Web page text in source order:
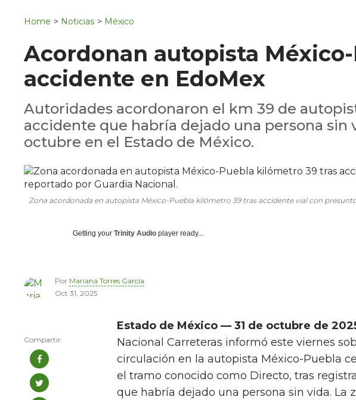
Home > Noticias > México
Acordonan autopista
accidente en EdoMex
Autoridades acordonaron el km 39 de
accidente que habría dejado una persona sin
octubre en el Estado de México.
Zona acordonada en autopista México-Puebla kilómetro 39 tras accidente vial con
Getting your Trinity Audio player ready...
Por Mariana Torres García
Oct 31, 2025
Estado de México — 31 de octubre de
Nacional Carreteras informó este viernes
circulación en la autopista México-Puebla
el tramo conocido como Directo, tras
que habría dejado una persona sin vida. La